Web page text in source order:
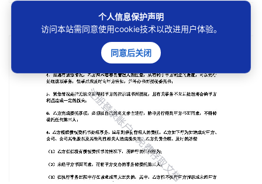
个人信息保护声明
访问本站需同意使用cookie技术以改进用户体验。
同意后关闭